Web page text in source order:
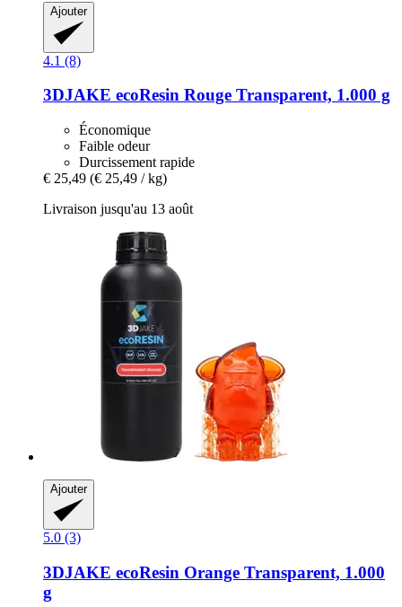
Ajouter
4.1 (8)
3DJAKE ecoResin Rouge Transparent, 1.000 g
Économique
Faible odeur
Durcissement rapide
€ 25,49 (€ 25,49 / kg)
Livraison jusqu'au 13 août
Ajouter
5.0 (3)
3DJAKE ecoResin Orange Transparent, 1.000
g